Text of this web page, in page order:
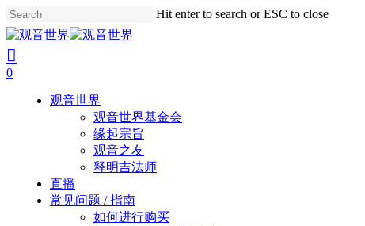
Skip
to
main
content
Hit enter to search or ESC to close
Close
Search
search
account
0
观音世界
观音世界基金会
缘起宗旨
观音之友
释明吉法师
直播
常见问题 / 指南
如何进行购买